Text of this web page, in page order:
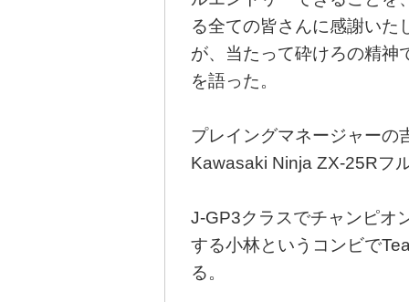
る全ての皆さんに感謝いた
が、当たって砕けろの精神
を語った。
プレイングマネージャーの
Kawasaki Ninja ZX-25Rフ
J-GP3クラスでチャンピオ
する小林というコンビで
る。